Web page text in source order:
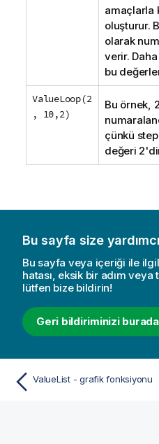
amaçlarla
oluşturur.
olarak
verir.
bu
ValueLoop(2
, 10,2)
Bu örnek,
çünkü step
değeri
Bu sayfa size
Bu sayfa veya içeriği ile
hatası, eksik bir adım veya
lütfen bize bildirin!
Geri bildiriminizi
ValueList - grafik fonksiyonu